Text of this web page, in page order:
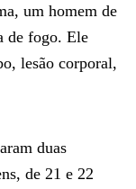
um homem de
de fogo. Ele
lesão corporal,
duas
de 21 e 22